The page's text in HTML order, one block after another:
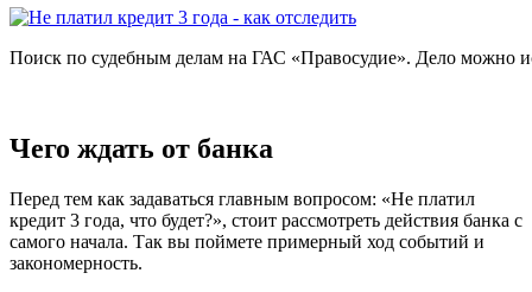
Поиск по судебным делам на ГАС «Правосудие». Дело можно
Чего ждать от банка
Перед тем как задаваться главным вопросом: «Не платил
кредит 3 года, что будет?», стоит рассмотреть действия банка с
самого начала. Так вы поймете примерный ход событий и
закономерность.